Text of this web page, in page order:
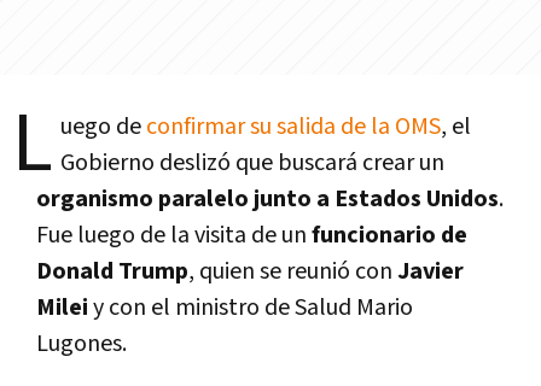
L uego deconfirmar su salida de la OMS, el
Gobierno deslizó que buscará crear un
organismo paralelo junto a Estados Unidos.
Fue luego de la visita de unfuncionario de
Donald Trump, quien se reunió conJavier
Mileiy con el ministro de Salud Mario
Lugones.